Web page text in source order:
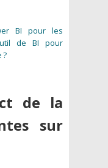
BI pour les
de BI pour
?
de la
sur